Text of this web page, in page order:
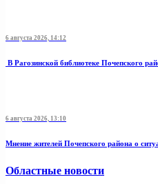
6 августа 2026, 14:12
В Рагозинской библиотеке Почепского
6 августа 2026, 13:10
Мнение жителей Почепского района о
Областные новости